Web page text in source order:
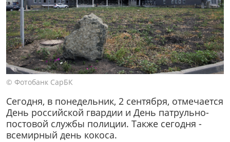
© Фотобанк СарБК
Сегодня, в понедельник, 2 сентября, отмечается
День российской гвардии и День патрульно-
постовой службы полиции. Также сегодня -
всемирный день кокоса.